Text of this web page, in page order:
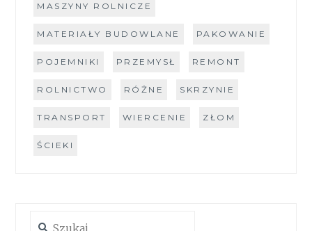
MASZYNY ROLNICZE
MATERIAŁY BUDOWLANE PAKOWANIE
POJEMNIKI PRZEMYSŁ REMONT
ROLNICTWO RÓŻNE SKRZYNIE
TRANSPORT WIERCENIE ZŁOM
ŚCIEKI